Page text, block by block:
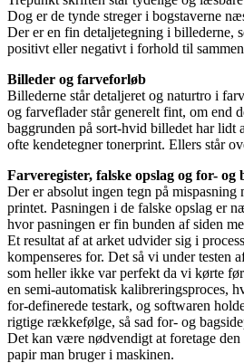
Dog er de tynde streger i bogstaverne
Der er en fin detaljetegning i billederne,
positivt eller negativt i forhold til
Billeder og farveforløb
Billederne står detaljeret og naturtro i
og farveflader står generelt fint, om end
baggrunden på sort-hvid billedet har lidt
ofte kendetegner tonerprint. Ellers står
Farveregister, falske opslag og for- og
Der er absolut ingen tegn på mispasning
printet. Pasningen i de falske opslag er
hvor pasningen er fin bunden af siden
Et resultat af at arket udvider sig i
kompenseres for. Det så vi under testen
som heller ikke var perfekt da vi kørte
en semi-automatisk kalibreringsproces,
for-definerede testark, og softwaren
rigtige rækkefølge, så sad for- og
Det kan være nødvendigt at foretage
papir man bruger i maskinen.